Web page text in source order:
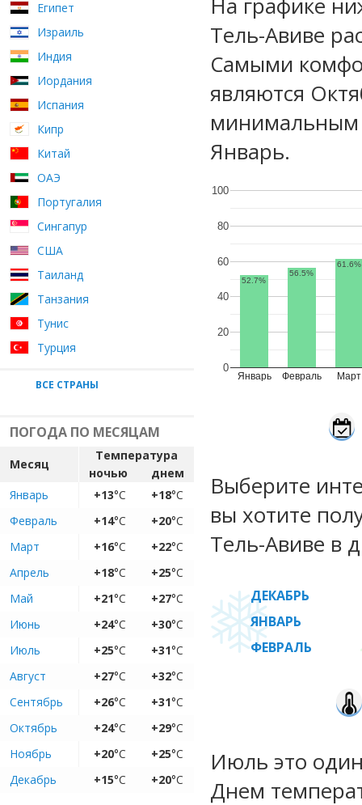
Египет
Израиль
Индия
Иордания
Испания
Кипр
Китай
ОАЭ
Португалия
Сингапур
США
Таиланд
Танзания
Тунис
Турция
ВСЕ СТРАНЫ
ПОГОДА ПО МЕСЯЦАМ
Месяц
Температура
ночью
днем
Январь
+13°C +18°C
Февраль
+14°C +20°C
Март
+16°C +22°C
Апрель
+18°C +25°C
Май
+21°C +27°C
Июнь
+24°C +30°C
Июль
+25°C +31°C
Август
+27°C +32°C
Сентябрь
+26°C +31°C
Октябрь
+24°C +29°C
Ноябрь
+20°C +25°C
Декабрь
+15°C +20°C
Тель-Авиве
Самыми
являются
минимальным
Январь.
Январь Февраль Март
0
20
40
60
80
100
52.7%
56.5%
61.6%
Выберите
вы хотите
Тель-Авиве в
ДЕКАБРЬ
ЯНВАРЬ
ФЕВРАЛЬ
Июль это
Днем